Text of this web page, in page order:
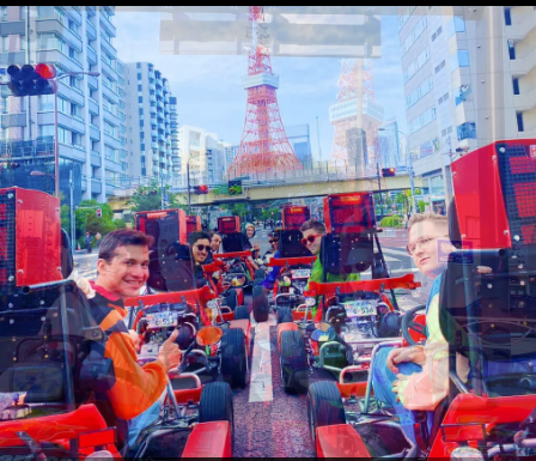
INICIO
Acerca de Especificaciones Precios
Acceso Testimonios Preguntas Frecuentes
Empresa Reservas
Cambiar Tienda
Tokyo Shinagawa Tokyo Akihabara#1
Tokyo Akihabara#2 Tokyo Shibuya
Tokyo Shibuya Annex Tokyo Bay
Tokyo Asakusa Osaka
Okinawa